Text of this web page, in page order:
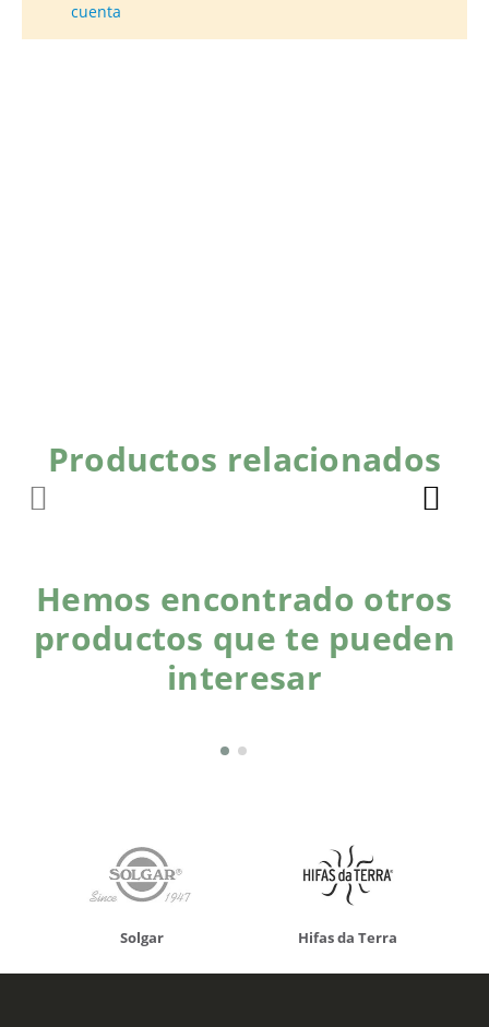
cuenta
Productos relacionados
Hemos encontrado otros
productos que te pueden
interesar
Solgar Hifas da Terra